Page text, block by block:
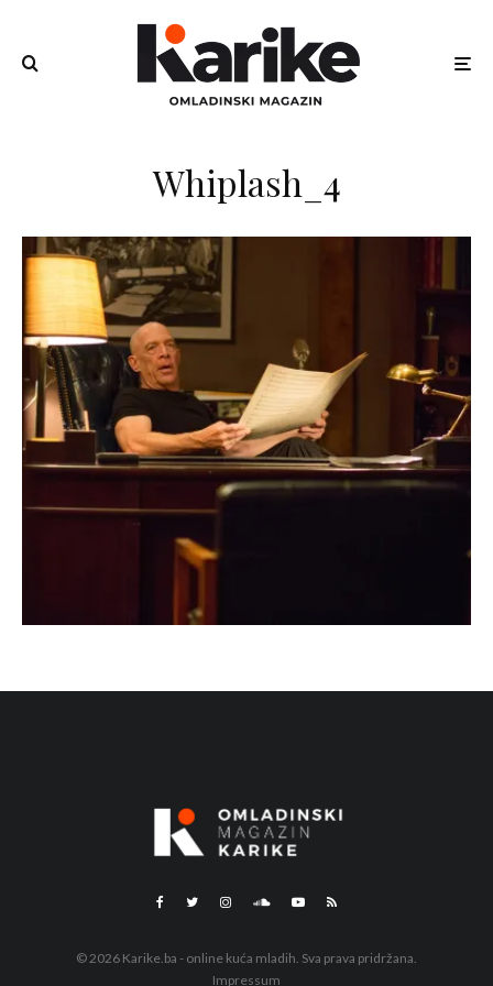
Whiplash_4
© 2026 Karike.ba - online kuća mladih. Sva prava pridržana.
Impressum